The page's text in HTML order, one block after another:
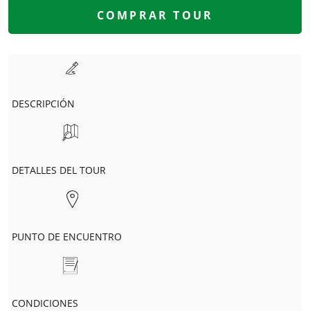
COMPRAR TOUR
DESCRIPCIÓN
DETALLES DEL TOUR
PUNTO DE ENCUENTRO
CONDICIONES